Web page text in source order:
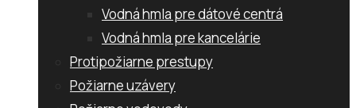
Vodná hmla pre dátové centrá
Vodná hmla pre kancelárie
Protipožiarne prestupy
Požiarne uzávery